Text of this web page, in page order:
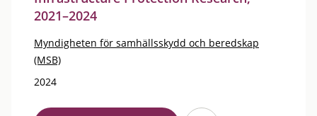
2021–2024
Myndigheten för samhällsskydd och beredskap
(MSB)
2024